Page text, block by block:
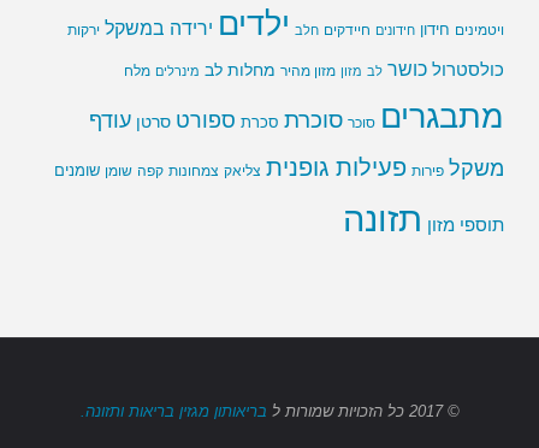
ויטמינים חידון חידונים חיידקים חלב ילדים ירידה במשקל ירקות
כולסטרול כושר לב מזון מזון מהיר מחלות לב מינרלים מלח
מתבגרים סוכר סוכרת סכרת ספורט סרטן עודף
משקל פירות פעילות גופנית צליאק צמחונות קפה שומן שומנים
תוספי מזון תזונה
© 2017 כל הזכויות שמורות ל בריאותון מגזין בריאות ותזונה.